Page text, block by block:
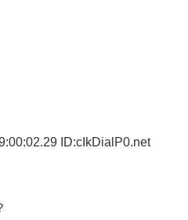
ID:cIkDialP0.net